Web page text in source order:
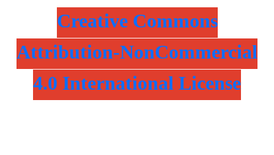
Creative Commons
Attribution-NonCommercial
4.0 International License